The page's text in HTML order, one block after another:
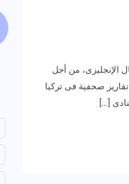
الإنجليزى، من أجل
صحفية فى تركيا
[…]